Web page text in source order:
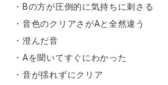
・Bの方が圧倒的に気持ちに刺さる
・音色のクリアさがAと全然違う
・澄んだ音
・Aを聞いてすぐにわかった
・音が揺れずにクリア